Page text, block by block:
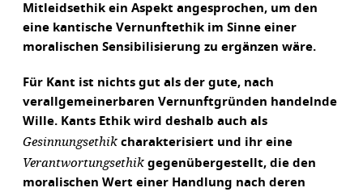
Mitleidsethik ein Aspekt angesprochen, um den
eine kantische Vernunftethik im Sinne einer
moralischen Sensibilisierung zu ergänzen wäre.
Für Kant ist nichts gut als der gute, nach
verallgemeinerbaren Vernunftgründen handelnde
Wille. Kants Ethik wird deshalb auch als
Gesinnungsethik charakterisiert und ihr eine
Verantwortungsethik gegenübergestellt, die den
moralischen Wert einer Handlung nach deren